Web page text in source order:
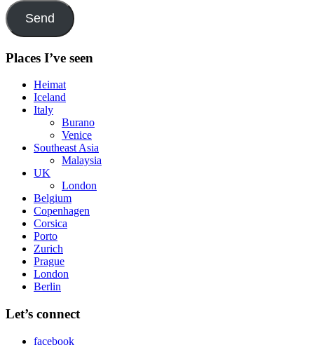
Send
Places I’ve seen
Heimat
Iceland
Italy
Burano
Venice
Southeast Asia
Malaysia
UK
London
Belgium
Copenhagen
Corsica
Porto
Zurich
Prague
London
Berlin
Let’s connect
facebook